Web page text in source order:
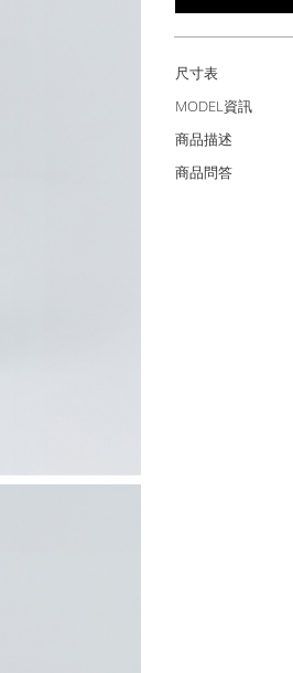
尺寸表
MODEL資訊
商品描述
商品問答